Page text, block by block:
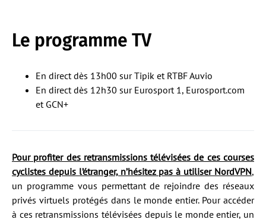
Le programme TV
En direct dès 13h00 sur Tipik et RTBF Auvio
En direct dès 12h30 sur Eurosport 1, Eurosport.com
et GCN+
Pour profiter des retransmissions télévisées de ces courses
cyclistes depuis l’étranger, n’hésitez pas à utiliser NordVPN,
un programme vous permettant de rejoindre des réseaux
privés virtuels protégés dans le monde entier. Pour accéder
à ces retransmissions télévisées depuis le monde entier, un